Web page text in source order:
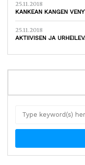
25.11.2018
KANKEAN KANGEN
25.11.2018
AKTIIVISEN JA